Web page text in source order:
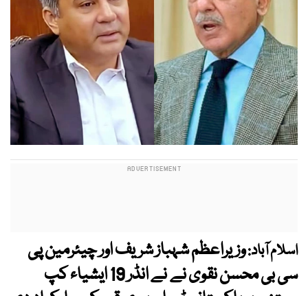
اسلام آباد:وزیراعظم شہباز شریف اور چیئرمین پی
سی بی محسن نقوی نے نے انڈر 19 ایشیاء کپ